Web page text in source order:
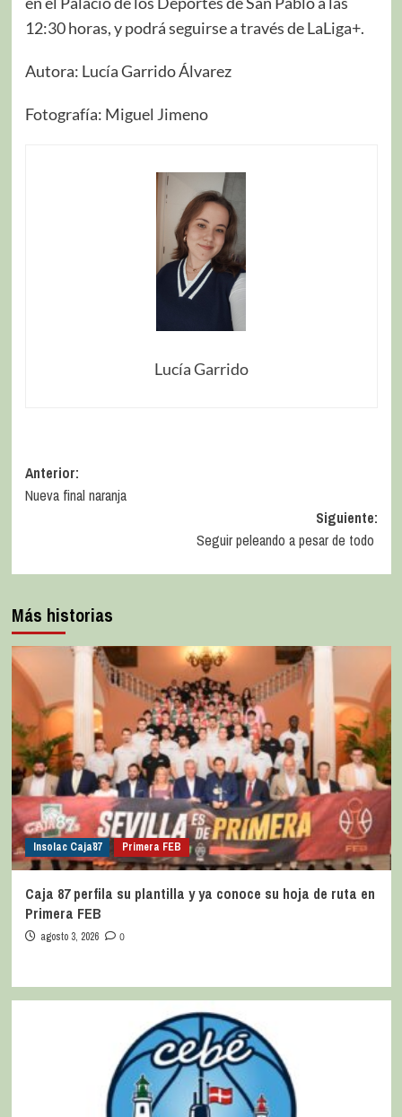
12:30 horas, y podrá seguirse a través de LaLiga+.
Autora: Lucía Garrido Álvarez
Fotografía: Miguel Jimeno
Lucía Garrido
Anterior:
Nueva final naranja
Siguiente:
Seguir peleando a pesar de todo
Más historias
Insolac Caja´87 Primera FEB
Caja 87 perfila su plantilla y ya conoce su hoja de ruta en
Primera FEB
agosto 3, 2026 0